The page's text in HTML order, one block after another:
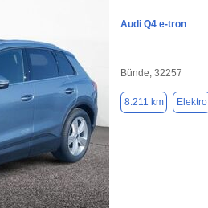
Audi Q4 e-tron
Bünde, 32257
8.211 km Elektro